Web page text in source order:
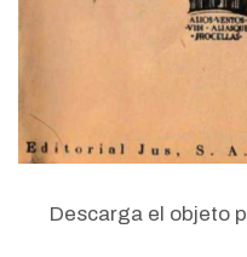
Descarga el objeto